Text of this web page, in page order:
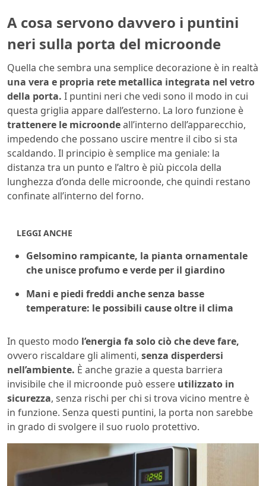
A cosa servono davvero i puntini
neri sulla porta del microonde
Quella che sembra una semplice decorazione è in realtà
una vera e propria rete metallica integrata nel vetro
della porta. I puntini neri che vedi sono il modo in cui
questa griglia appare dall’esterno. La loro funzione è
trattenere le microondeall’interno dell’apparecchio,
impedendo che possano uscire mentre il cibo si sta
scaldando. Il principio è semplice ma geniale: la
distanza tra un punto e l’altro è più piccola della
lunghezza d’onda delle microonde, che quindi restano
confinate all’interno del forno.
LEGGI ANCHE
Gelsomino rampicante, la pianta ornamentale
che unisce profumo e verde per il giardino
Mani e piedi freddi anche senza basse
temperature: le possibili cause oltre il clima
In questo modo l’energia fa solo ciò che deve fare,
ovvero riscaldare gli alimenti, senza disperdersi
nell’ambiente. È anche grazie a questa barriera
invisibile che il microonde può essere utilizzato in
sicurezza, senza rischi per chi si trova vicino mentre è
in funzione. Senza questi puntini, la porta non sarebbe
in grado di svolgere il suo ruolo protettivo.